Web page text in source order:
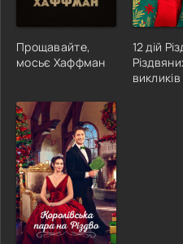
Прощавайте,
мосьє Хаффман
12 дій
викликів